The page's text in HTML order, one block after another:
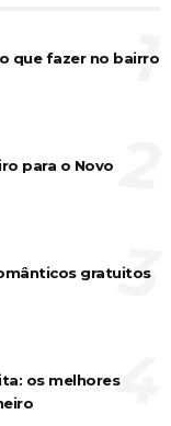
que fazer no bairro
1
para o Novo
gratuitos
3
os melhores
4